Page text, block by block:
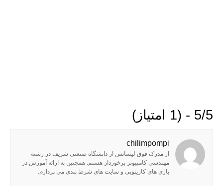
5/5 - (1 امتیاز)
chilimpompi
از مدرک فوق لیسانس از دانشگاه صنعتی شریف در رشته
مهندسی کامپیوتر برخوردار هستم. همچنین به ارائه آموزش در
بازی های کازینویی و سایت های شرط بندی می پردازم.